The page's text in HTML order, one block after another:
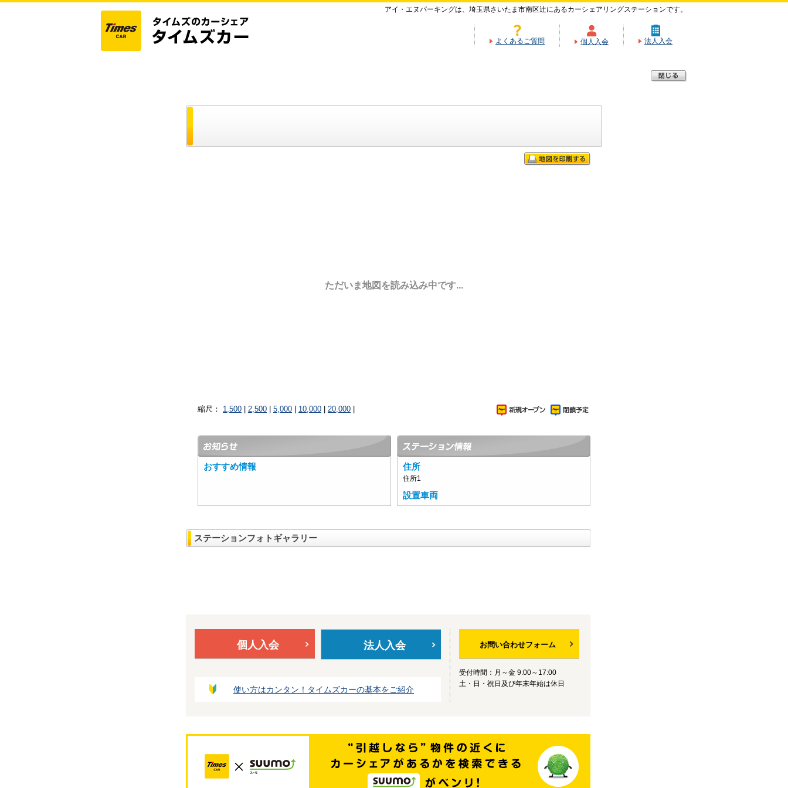
アイ・エヌパーキングは、埼玉県さいたま市南区辻にあるカーシェアリングステーションです。
よくあるご質問 個人入会 法人入会
ただいま地図を読み込み中です...
縮尺： 1,500 2,500 5,000 10,000 20,000
おすすめ情報 住所
住所1
設置車両
ステーションフォトギャラリー
個人入会 法人入会
使い方はカンタン！タイムズカーの基本をご紹介
お問い合わせフォーム
受付時間：月～金 9:00～17:00
土・日・祝日及び年末年始は休日